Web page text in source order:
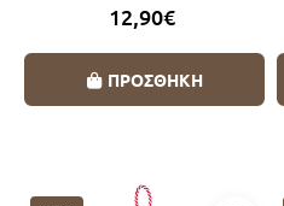
12,90€
ΠΡΟΣΘΗΚΗ